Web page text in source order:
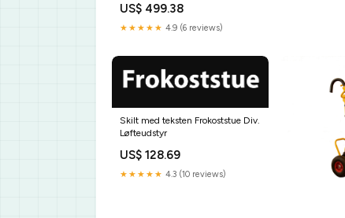
US$ 499.38
★★★★★ 4.9 (6 reviews)
Skilt med teksten Frokoststue Div.
Løfteudstyr
US$ 128.69
★★★★★ 4.3 (10 reviews)